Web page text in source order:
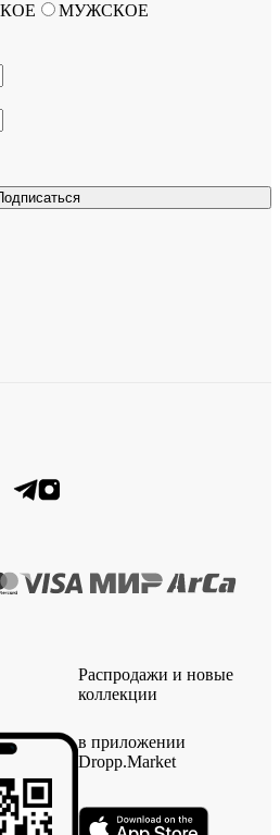
МУЖСКОЕ
Распродажи и новые
коллекции
в приложении
Dropp.Market